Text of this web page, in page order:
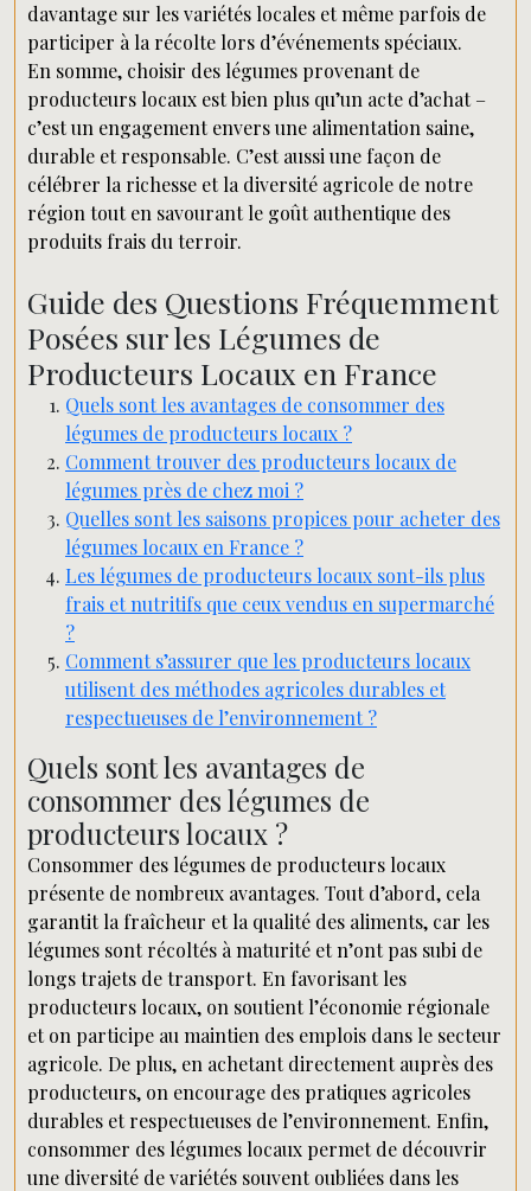
davantage sur les variétés locales et même parfois de
participer à la récolte lors d’événements spéciaux.
En somme, choisir des légumes provenant de
producteurs locaux est bien plus qu’un acte d’achat –
c’est un engagement envers une alimentation saine,
durable et responsable. C’est aussi une façon de
célébrer la richesse et la diversité agricole de notre
région tout en savourant le goût authentique des
produits frais du terroir.
Guide des Questions Fréquemment
Posées sur les Légumes de
Producteurs Locaux en France
Quels sont les avantages de consommer des
légumes de producteurs locaux ?
Comment trouver des producteurs locaux de
légumes près de chez moi ?
Quelles sont les saisons propices pour acheter des
légumes locaux en France ?
Les légumes de producteurs locaux sont-ils plus
frais et nutritifs que ceux vendus en supermarché
?
Comment s’assurer que les producteurs locaux
utilisent des méthodes agricoles durables et
respectueuses de l’environnement ?
Quels sont les avantages de
consommer des légumes de
producteurs locaux ?
Consommer des légumes de producteurs locaux
présente de nombreux avantages. Tout d’abord, cela
garantit la fraîcheur et la qualité des aliments, car les
légumes sont récoltés à maturité et n’ont pas subi de
longs trajets de transport. En favorisant les
producteurs locaux, on soutient l’économie régionale
et on participe au maintien des emplois dans le secteur
agricole. De plus, en achetant directement auprès des
producteurs, on encourage des pratiques agricoles
durables et respectueuses de l’environnement. Enfin,
consommer des légumes locaux permet de découvrir
une diversité de variétés souvent oubliées dans les